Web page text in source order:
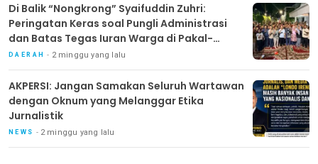
Di Balik “Nongkrong” Syaifuddin Zuhri:
Peringatan Keras soal Pungli Administrasi
dan Batas Tegas Iuran Warga di Pakal-
Benowo
DAERAH 2 minggu yang lalu
AKPERSI: Jangan Samakan Seluruh Wartawan
dengan Oknum yang Melanggar Etika
Jurnalistik
NEWS 2 minggu yang lalu